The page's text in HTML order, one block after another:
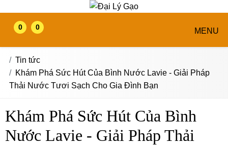
0 0 MENU
Tin tức
Khám Phá Sức Hút Của Bình Nước Lavie - Giải Pháp
Thải Nước Tươi Sạch Cho Gia Đình Bạn
Khám Phá Sức Hút Của Bình
Nước Lavie - Giải Pháp Thải